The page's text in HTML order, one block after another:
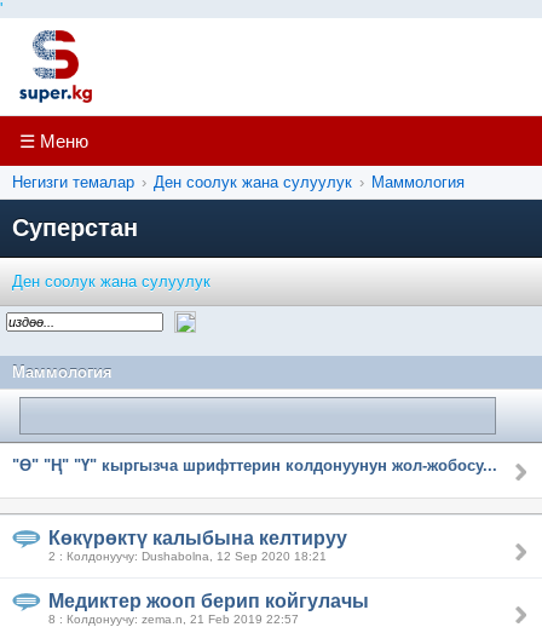
'
☰ Меню
Негизги темалар › Ден соолук жана сулуулук › Маммология
Суперстан
Ден соолук жана сулуулук
Маммология
"Ө" "Ң" "Ү" кыргызча шрифттерин колдонуунун жол-жобосу...
Көкүрөктү калыбына келтируу
2 : Колдонуучу: Dushabolna, 12 Sep 2020 18:21
Медиктер жооп берип койгулачы
8 : Колдонуучу: zema.n, 21 Feb 2019 22:57